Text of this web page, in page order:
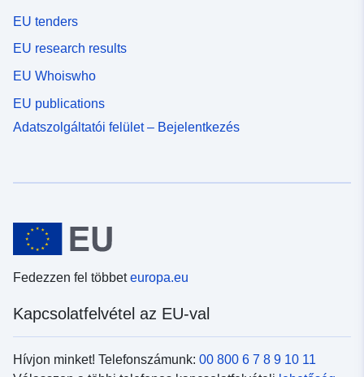
EU tenders
EU research results
EU Whoiswho
EU publications
Adatszolgáltatói felület – Bejelentkezés
Fedezzen fel többeteuropa.eu
Kapcsolatfelvétel az EU-val
Hívjon minket! Telefonszámunk: 00 800 6 7 8 9 10 11